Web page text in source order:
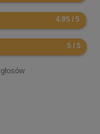
głosów